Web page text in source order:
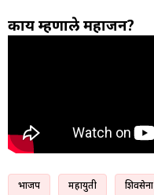
काय म्हणाले महाजन?
भाजप महायुती शिवसेना